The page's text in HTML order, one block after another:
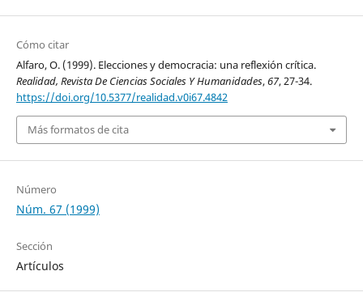
Cómo citar
Alfaro, O. (1999). Elecciones y democracia: una reflexión crítica.
Realidad, Revista De Ciencias Sociales Y Humanidades,67, 27-34.
https://doi.org/10.5377/realidad.v0i67.4842
Más formatos de cita
Número
Núm. 67 (1999)
Sección
Artículos